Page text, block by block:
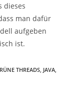
dieses
man dafür
aufgeben
ist.
THREADS JAVA